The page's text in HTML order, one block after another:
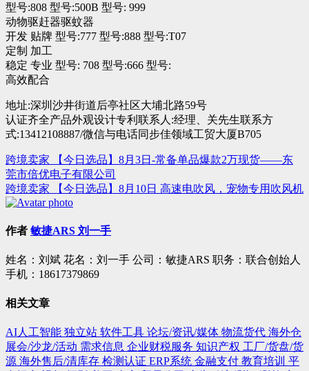
型号:808 型号:500B 型号: 999
动物驱赶器驱蚊器
开发 贴牌 型号:777 型号:888 型号:T07
定制 加工
稳定 专业 型号: 708 型号:666 型号:
高效配合
地址:深圳沙井街道后亭社区大埔北路59号
认证齐全产品外观设计专利联系人:经理、关先生联系方
式:13412108887/微信与电话同步佳领域工贸大厦B705
文
章
导
航
跨境卖家 【今日选品】8月3日-常备单品爆款2万现货——东
莞市倍优电子有限公司
跨境卖家 【今日选品】8月10日 高速电吹风，宠物专用吹风机
作者 敏捷ARS 刘一手
姓名：刘斌 花名：刘一手 公司：敏捷ARS 职务：联合创始人
手机：18617379869
相关文章
AI人工智能 独立站 软件工具 论坛/资讯/媒体 物流货代 海外仓
展会/沙龙/活动 需求信息 企业财税服务 知识产权 工厂/货盘/货
源 海外售后/清库存 检测认证 ERP系统 金融支付 教育培训 平